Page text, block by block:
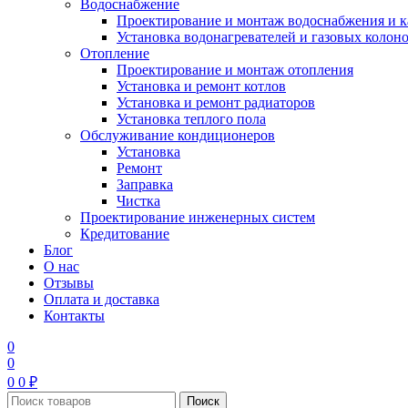
Водоснабжение
Проектирование и монтаж водоснабжения и
Установка водонагревателей и газовых
Отопление
Проектирование и монтаж отопления
Установка и ремонт котлов
Установка и ремонт радиаторов
Установка теплого пола
Обслуживание кондиционеров
Установка
Ремонт
Заправка
Чистка
Проектирование инженерных систем
Кредитование
Блог
О нас
Отзывы
Оплата и доставка
Контакты
0
0
0 0 ₽
Поиск